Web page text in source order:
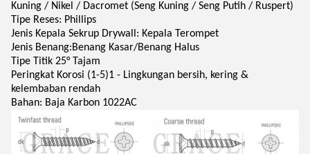
Kuning / Nikel / Dacromet (Seng Kuning / Seng Putih / Ruspert)
Tipe Reses: Phillips
Jenis Kepala Sekrup Drywall: Kepala Terompet
Jenis Benang:Benang Kasar/Benang Halus
Tipe Titik 25° Tajam
Peringkat Korosi (1-5)1 - Lingkungan bersih, kering &
kelembaban rendah
Bahan: Baja Karbon 1022AC